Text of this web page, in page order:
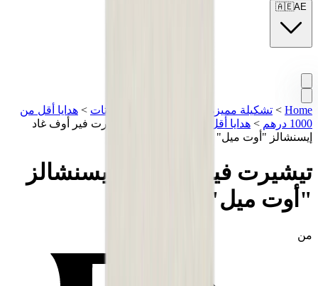
🇦🇪AE
Home
> تشكيلة مميزة تيشيرتات > هدايا أقل من
1000 درهم
> هدايا أقل من 2000 درهم
تيشيرت فير أوف غاد
إيسنشالز "أوت ميل"
تيشيرت فير أوف غاد إيسنشالز
"أوت ميل"
من